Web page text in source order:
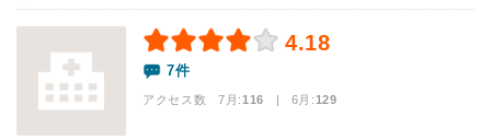
4.18
7件
アクセス数 7月:116 | 6月:129